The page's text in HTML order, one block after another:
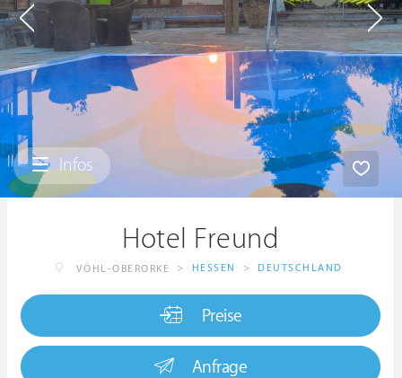
Infos
Hotel Freund
VÖHL-OBERORKE > HESSEN > DEUTSCHLAND
Preise
Anfrage